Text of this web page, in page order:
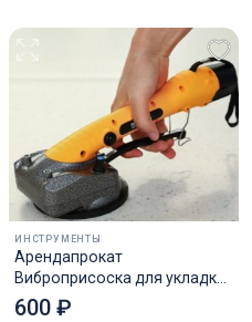
ИНСТРУМЕНТЫ
Арендапрокат
Виброприсоска для укладки
плитки
600 ₽